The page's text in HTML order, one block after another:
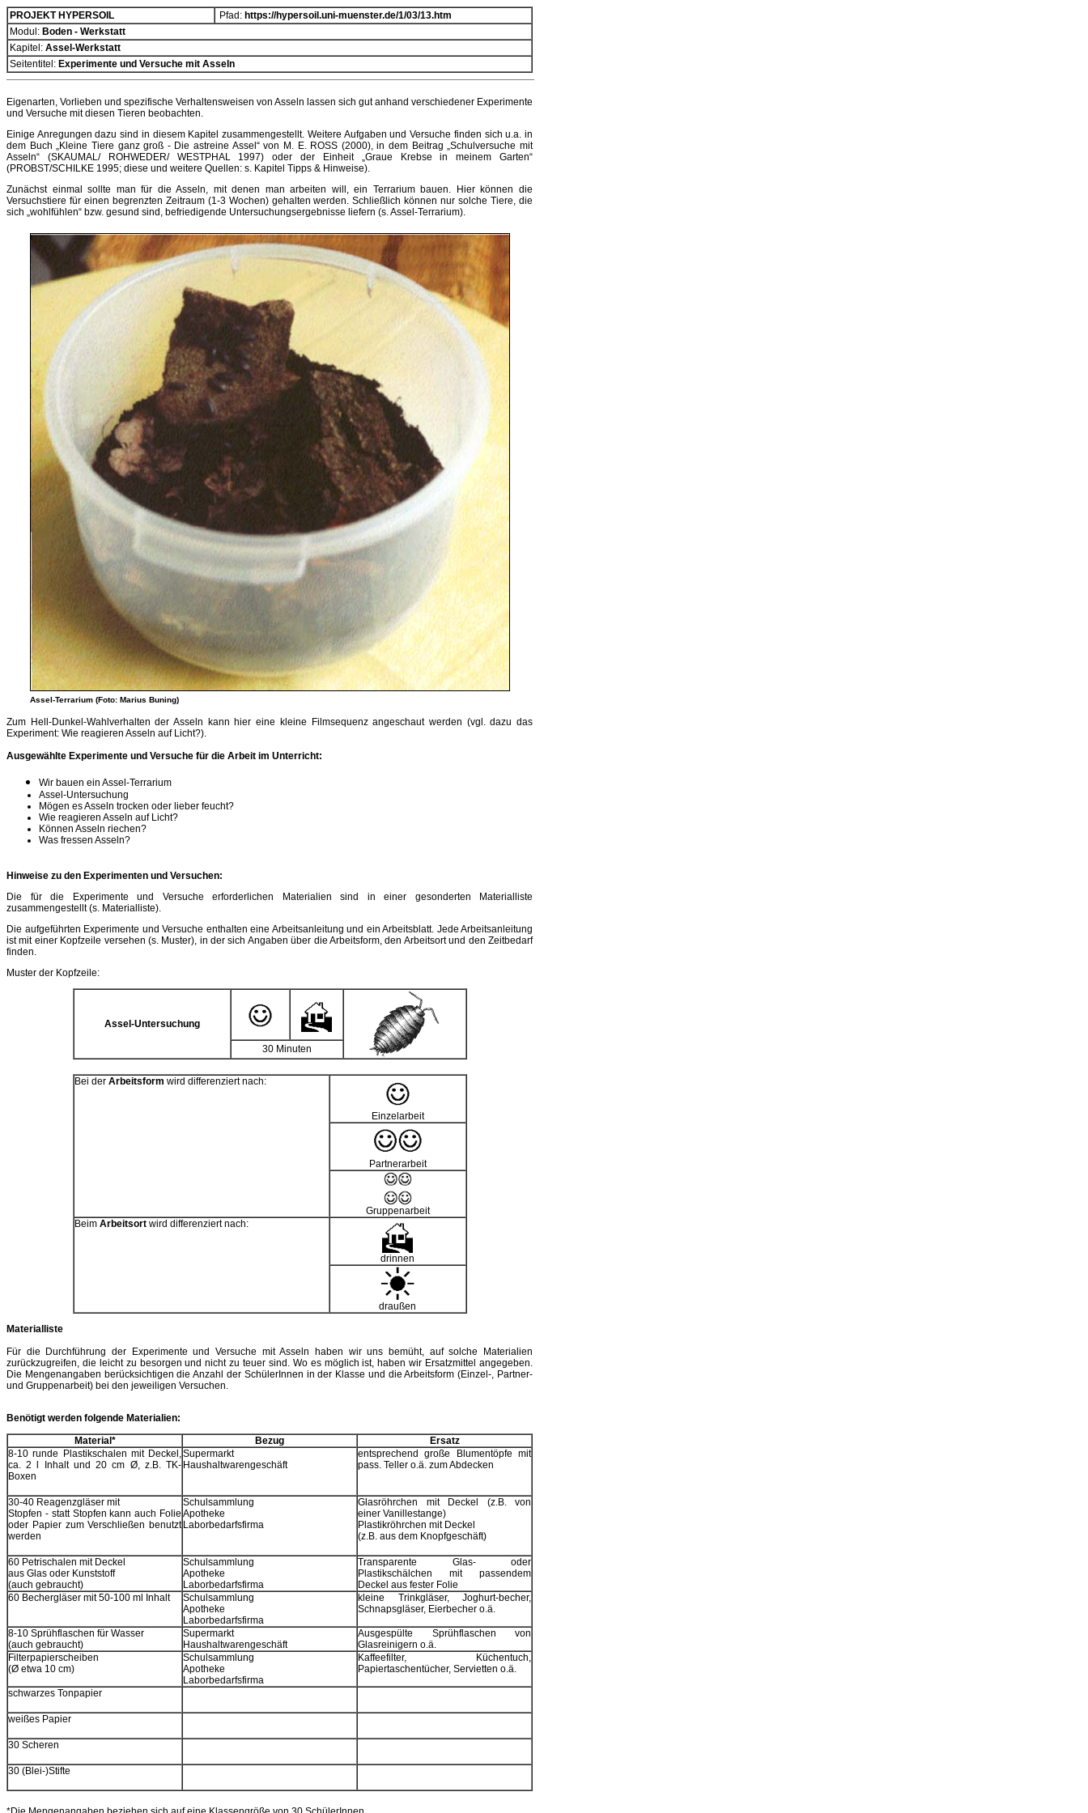
PROJEKT HYPERSOIL Pfad: https://hypersoil.uni-muenster.de/1/03/13.htm
Modul: Boden - Werkstatt
Kapitel: Assel-Werkstatt
Seitentitel: Experimente und Versuche mit Asseln
Eigenarten, Vorlieben und spezifische Verhaltensweisen von Asseln lassen sich gut anhand verschiedener Experimente
und Versuche mit diesen Tieren beobachten.
Einige Anregungen dazu sind in diesem Kapitel zusammengestellt. Weitere Aufgaben und Versuche finden sich u.a. in
dem Buch „Kleine Tiere ganz groß - Die astreine Assel“ von M. E. ROSS (2000), in dem Beitrag „Schulversuche mit
Asseln“ (SKAUMAL/ ROHWEDER/ WESTPHAL 1997) oder der Einheit „Graue Krebse in meinem Garten“
(PROBST/SCHILKE 1995; diese und weitere Quellen: s. Kapitel Tipps & Hinweise).
Zunächst einmal sollte man für die Asseln, mit denen man arbeiten will, ein Terrarium bauen. Hier können die
Versuchstiere für einen begrenzten Zeitraum (1-3 Wochen) gehalten werden. Schließlich können nur solche Tiere, die
sich „wohlfühlen“ bzw. gesund sind, befriedigende Untersuchungsergebnisse liefern (s. Assel-Terrarium).
Assel-Terrarium (Foto: Marius Buning)
Zum Hell-Dunkel-Wahlverhalten der Asseln kann hier eine kleine Filmsequenz angeschaut werden (vgl. dazu das
Experiment: Wie reagieren Asseln auf Licht?).
Ausgewählte Experimente und Versuche für die Arbeit im Unterricht:
Wir bauen ein Assel-Terrarium
Assel-Untersuchung
Mögen es Asseln trocken oder lieber feucht?
Wie reagieren Asseln auf Licht?
Können Asseln riechen?
Was fressen Asseln?
Hinweise zu den Experimenten und Versuchen:
Die für die Experimente und Versuche erforderlichen Materialien sind in einer gesonderten Materialliste
zusammengestellt (s. Materialliste).
Die aufgeführten Experimente und Versuche enthalten eine Arbeitsanleitung und ein Arbeitsblatt. Jede Arbeitsanleitung
ist mit einer Kopfzeile versehen (s. Muster), in der sich Angaben über die Arbeitsform, den Arbeitsort und den Zeitbedarf
finden.
Muster der Kopfzeile:
Assel-Untersuchung
30 Minuten
Bei der Arbeitsform wird differenziert nach:
Einzelarbeit
Partnerarbeit
Gruppenarbeit
Beim Arbeitsortwird differenziert nach:
drinnen
draußen
Materialliste
Für die Durchführung der Experimente und Versuche mit Asseln haben wir uns bemüht, auf solche Materialien
zurückzugreifen, die leicht zu besorgen und nicht zu teuer sind. Wo es möglich ist, haben wir Ersatzmittel angegeben.
Die Mengenangaben berücksichtigen die Anzahl der SchülerInnen in der Klasse und die Arbeitsform (Einzel-, Partner-
und Gruppenarbeit) bei den jeweiligen Versuchen.
Benötigt werden folgende Materialien:
Material*
Bezug
Ersatz
8-10 runde Plastikschalen mit Deckel,
ca. 2 l Inhalt und 20 cm Ø, z.B. TK-
Boxen
Supermarkt
Haushaltwarengeschäft
entsprechend große Blumentöpfe mit
pass. Teller o.ä. zum Abdecken
30-40 Reagenzgläser mit
Stopfen - statt Stopfen kann auch Folie
oder Papier zum Verschließen benutzt
werden
Schulsammlung
Apotheke
Laborbedarfsfirma
Glasröhrchen mit Deckel (z.B. von
einer Vanillestange)
Plastikröhrchen mit Deckel
(z.B. aus dem Knopfgeschäft)
60 Petrischalen mit Deckel
aus Glas oder Kunststoff
(auch gebraucht)
Schulsammlung
Apotheke
Laborbedarfsfirma
Transparente Glas- oder
Plastikschälchen mit passendem
Deckel aus fester Folie
60 Bechergläser mit 50-100 ml Inhalt
Schulsammlung
Apotheke
Laborbedarfsfirma
kleine Trinkgläser, Joghurt-becher,
Schnapsgläser, Eierbecher o.ä.
8-10 Sprühflaschen für Wasser
(auch gebraucht)
Supermarkt
Haushaltwarengeschäft
Ausgespülte Sprühflaschen von
Glasreinigern o.ä.
Filterpapierscheiben
(Ø etwa 10 cm)
Schulsammlung
Apotheke
Laborbedarfsfirma
Kaffeefilter, Küchentuch,
Papiertaschentücher, Servietten o.ä.
schwarzes Tonpapier
weißes Papier
30 Scheren
30 (Blei-)Stifte